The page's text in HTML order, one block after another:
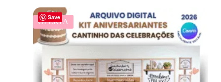
Save
OFERTA